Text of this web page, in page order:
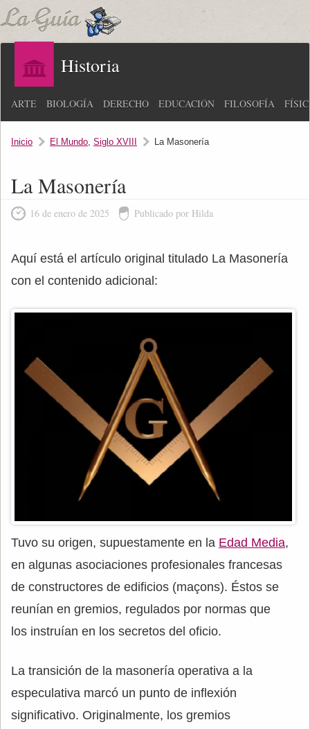
Historia
ARTE BIOLOGÍA DERECHO EDUCACIÓN FILOSOFÍA
Inicio El Mundo, Siglo XVIII La Masonería
La Masonería
16 de enero de 2025 Publicado por Hilda
Aquí está el artículo original titulado La Masonería
con el contenido adicional:
Tuvo su origen, supuestamente en la Edad Media,
en algunas asociaciones profesionales francesas
de constructores de edificios (maçons). Éstos se
reunían en gremios, regulados por normas que
los instruían en los secretos del oficio.
La transición de la masonería operativa a la
especulativa marcó un punto de inflexión
significativo. Originalmente, los gremios